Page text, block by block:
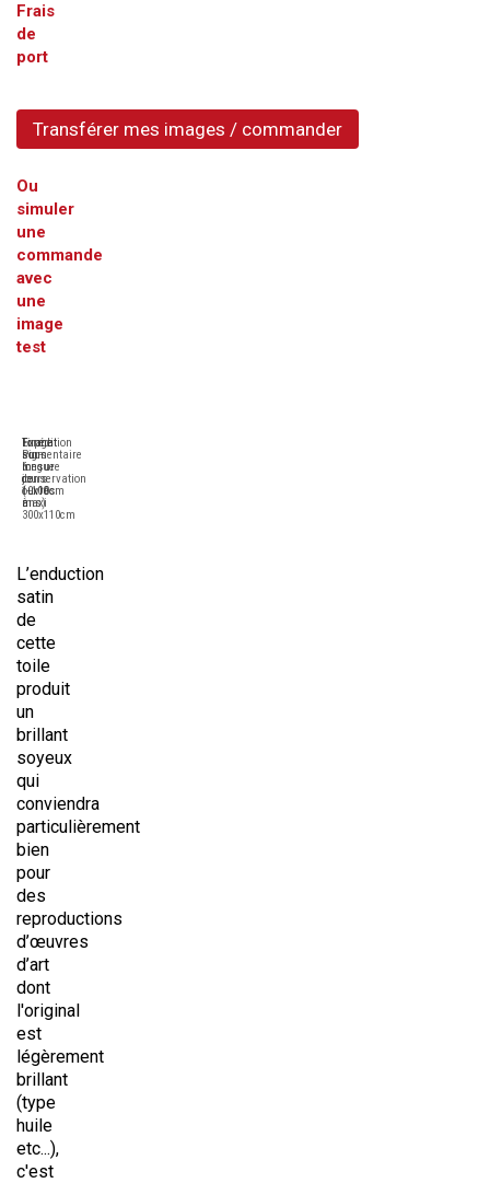
Frais
de
port
Transférer mes images / commander
Ou
simuler
une
commande
avec
une
image
test
Tirage
Pigmentaire
longue
conservation
(+100
ans)
Format
sur-
mesure
de
10x10cm
à
300x110cm
Expédition
sous
6
jours
ouvrés
maxi
L’enduction
satin
de
cette
toile
produit
un
brillant
soyeux
qui
conviendra
particulièrement
bien
pour
des
reproductions
d’œuvres
d’art
dont
l'original
est
légèrement
brillant
(type
huile
etc...),
c'est